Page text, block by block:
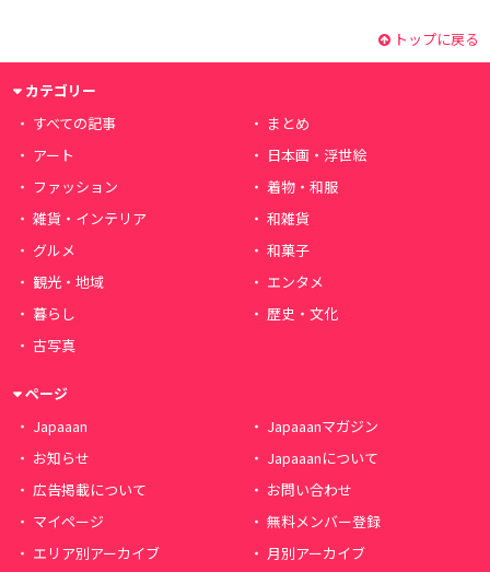
トップに戻る
カテゴリー
すべての記事
まとめ
アート
日本画・浮世絵
ファッション
着物・和服
雑貨・インテリア
和雑貨
グルメ
和菓子
観光・地域
エンタメ
暮らし
歴史・文化
古写真
ページ
Japaaan
Japaaanマガジン
お知らせ
Japaaanについて
広告掲載について
お問い合わせ
マイページ
無料メンバー登録
エリア別アーカイブ
月別アーカイブ